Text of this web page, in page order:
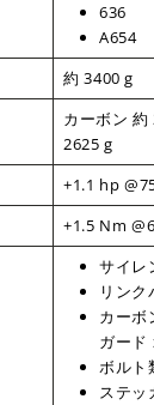
636
A654
約 3400 g
カーボン
2625 g
+1.1 hp
+1.5 Nm
サイレ
リンク
カーボ
ガード
ボルト
ステッ